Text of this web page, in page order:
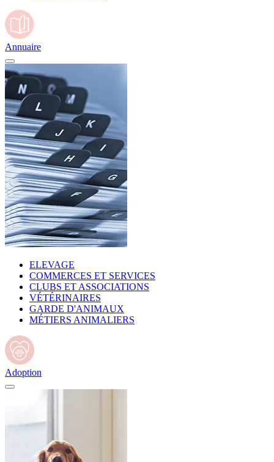
Annuaire
ELEVAGE
COMMERCES ET SERVICES
CLUBS ET ASSOCIATIONS
VÉTÉRINAIRES
GARDE D'ANIMAUX
MÉTIERS ANIMALIERS
Adoption